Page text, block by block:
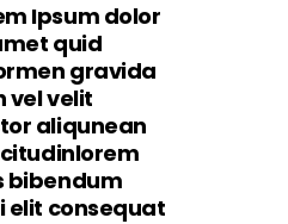
Ipsum dolor
quid
gravida
vel velit
aliqunean
bibendum
elit consequat